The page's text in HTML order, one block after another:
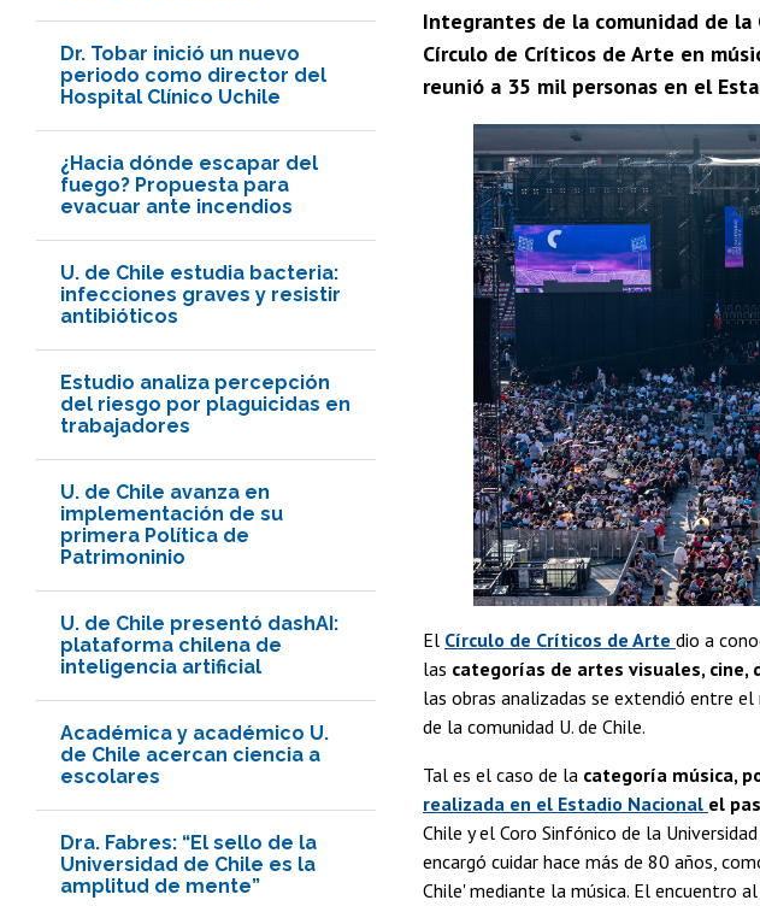
Dr. Tobar inició un nuevo
periodo como director del
Hospital Clínico Uchile
¿Hacia dónde escapar del
fuego? Propuesta para
evacuar ante incendios
U. de Chile estudia bacteria:
infecciones graves y resistir
antibióticos
Estudio analiza percepción
del riesgo por plaguicidas en
trabajadores
U. de Chile avanza en
implementación de su
primera Política de
Patrimoninio
U. de Chile presentó dashAI:
plataforma chilena de
inteligencia artificial
Académica y académico U.
de Chile acercan ciencia a
escolares
Dra. Fabres: “El sello de la
Universidad de Chile es la
amplitud de mente”
Integrantes de la comunidad de
Círculo de Críticos de Arte en
reunió a 35 mil personas en el
El Círculo de Críticos de Arte dio a
las categorías de artes visuales,
las obras analizadas se extendió entre
de la comunidad U. de Chile.
Tal es el caso de la categoría música,
realizada en el Estadio Nacional el
Chile y el Coro Sinfónico de la
encargó cuidar hace más de 80 años,
Chile' mediante la música. El encuentro